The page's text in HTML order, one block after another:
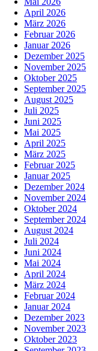
April 2026
März 2026
Februar 2026
Januar 2026
Dezember 2025
November 2025
Oktober 2025
September 2025
August 2025
Juli 2025
Juni 2025
Mai 2025
April 2025
März 2025
Februar 2025
Januar 2025
Dezember 2024
November 2024
Oktober 2024
September 2024
August 2024
Juli 2024
Juni 2024
Mai 2024
April 2024
März 2024
Februar 2024
Januar 2024
Dezember 2023
November 2023
Oktober 2023